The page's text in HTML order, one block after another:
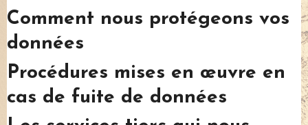
Comment nous protégeons vos
données
Procédures mises en œuvre en
cas de fuite de données